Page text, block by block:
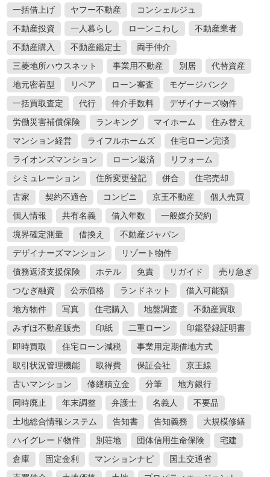
一括借上げ
ヤフー不動産
コンシェルジュ
不動産投資
一人暮らし ローンこわし
不動産業者
不動産購入
不動産鑑定士
両手仲介
三菱地所ハウスネット
事業用不動産 別居
代替資産
地元密着型
リペア ローン審査
モゲージバンク
一括買取査定
代行 仲介手数料
デザイナーズ物件
労働災害補償保険
ランキング マイホーム
住み替え
マンション経営
ライフルホームズ
住宅ローン完済
ライオンズマンション
ローン返済
リフォーム
シミュレーション
住所変更登記 併合
住宅売却
古家
契約不適合 コンビニ 京王不動産
個人売買
個人情報
共有名義 借入年数
一般媒介契約
境界確定測量
借換え
不動産ジャパン
デザイナーズマンション
リゾート物件
債務返済支援保険
ホテル 免責 リガイド
売り急ぎ
つなぎ融資
公示価格 ランドネット
借入可能額
地方物件
写真 住宅購入 地盤調査
不動産買取
みずほ不動産販売
印紙 二重ローン
印鑑登録証明書
即時買取
住宅ローン減税
事業用定期借地方式
取引状況管理機能
取得費 保証会社
京王線
古いマンション
修繕積立金 分筆
地方銀行
同時廃止
年末調整 弁護士 名義人
不要品
土地総合情報システム
告知書 告知義務
大規模修繕
ハイグレード物件
別荘地 団体信用生命保険
宅建
倉庫
固定金利 マンションナビ
国土交通省